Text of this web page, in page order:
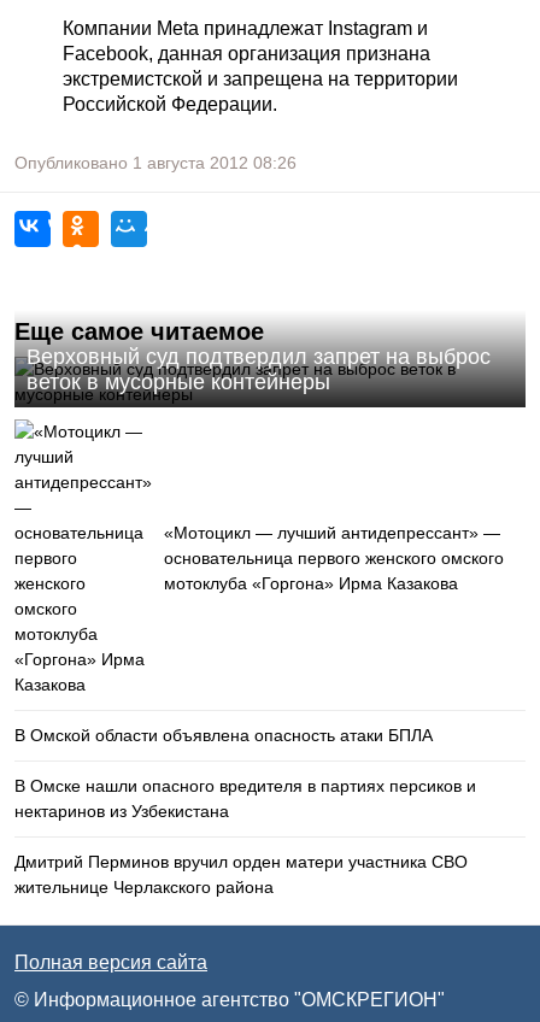
Компании Meta принадлежат Instagram и
Facebook, данная организация признана
экстремистской и запрещена на территории
Российской Федерации.
Опубликовано 1 августа 2012 08:26
Еще самое читаемое
Верховный суд подтвердил запрет на выброс
веток в мусорные контейнеры
«Мотоцикл — лучший антидепрессант» —
основательница первого женского омского
мотоклуба «Горгона» Ирма Казакова
В Омской области объявлена опасность атаки БПЛА
В Омске нашли опасного вредителя в партиях персиков и
нектаринов из Узбекистана
Дмитрий Перминов вручил орден матери участника СВО
жительнице Черлакского района
Полная версия сайта
© Информационное агентство "ОМСКРЕГИОН"